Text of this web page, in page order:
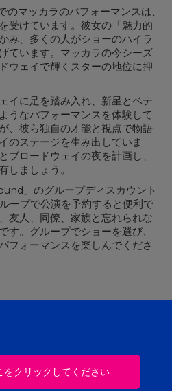
マッカラのパフォーマンスは、
受けています。彼女の「魅力的
み、多くの人がショーのハイラ
ています。マッカラの今シーズ
ウェイで輝くスターの地位に押
イに足を踏み入れ、新星とベテ
うなパフォーマンスを体験して
、彼ら独自の才能と視点で物語
のステージを生み出していま
ブロードウェイの夜を計画し、
しましょう。
」のグループディスカウント
ープで公演を予約すると便利で
友人、同僚、家族と忘れられな
す。グループでショーを選び、
フォーマンスを楽しんでくださ
をクリックしてください